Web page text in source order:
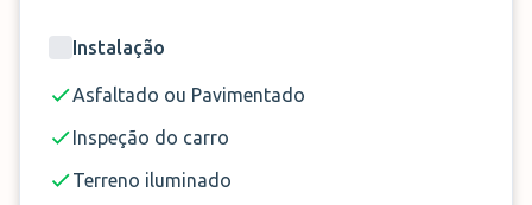
Note que o serviço está disponível das 5h às 14h.
Devido a restrições ambientais em Madrid, apenas
zona de baixas emissões (B, C, ECO ou 0).
Reserve o seu espaço no Hola Parking facilmente
Instalação
Asfaltado ou Pavimentado
Inspeção do carro
Terreno iluminado